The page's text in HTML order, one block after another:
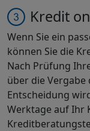
Kredit
Wenn Sie ein
können Sie die
Nach Prüfung
über die Vergabe
Entscheidung
Werktage auf Ihr